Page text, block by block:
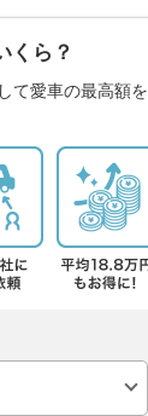
くら？
て愛車の最高額を